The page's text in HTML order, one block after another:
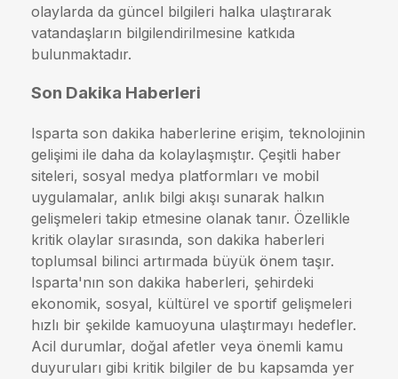
olaylarda da güncel bilgileri halka ulaştırarak
vatandaşların bilgilendirilmesine katkıda
bulunmaktadır.
Son Dakika Haberleri
Isparta son dakika haberlerine erişim, teknolojinin
gelişimi ile daha da kolaylaşmıştır. Çeşitli haber
siteleri, sosyal medya platformları ve mobil
uygulamalar, anlık bilgi akışı sunarak halkın
gelişmeleri takip etmesine olanak tanır. Özellikle
kritik olaylar sırasında, son dakika haberleri
toplumsal bilinci artırmada büyük önem taşır.
Isparta'nın son dakika haberleri, şehirdeki
ekonomik, sosyal, kültürel ve sportif gelişmeleri
hızlı bir şekilde kamuoyuna ulaştırmayı hedefler.
Acil durumlar, doğal afetler veya önemli kamu
duyuruları gibi kritik bilgiler de bu kapsamda yer